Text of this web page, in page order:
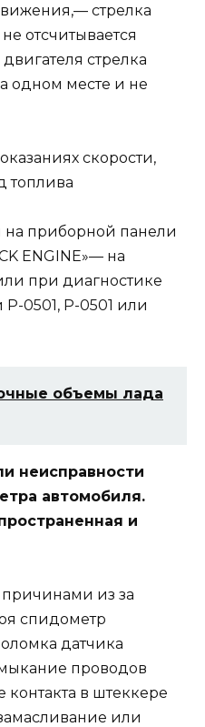
стрелка
отсчитывается
стрелка
одном месте и не
скорости,
топлива
на приборной панели
ENGINE»— на
при диагностике
0501, Р-0501 или
объемы лада
неисправности
автомобиля.
и
из за
спидометр
датчика
проводов
контакта в штеккере
или